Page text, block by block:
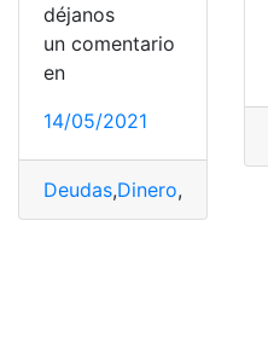
déjanos
un comentario
en
14/05/2021
Deudas,Dinero,